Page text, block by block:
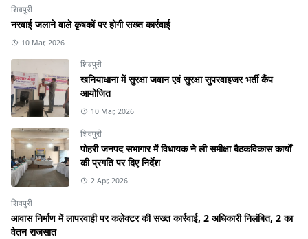
शिवपुरी
नरवाई जलाने वाले कृषकों पर होगी सख्त कार्रवाई
10 Mar, 2026
शिवपुरी
खनियाधाना में सुरक्षा जवान एवं सुरक्षा सुपरवाइजर भर्ती कैंप
आयोजित
10 Mar, 2026
शिवपुरी
पोहरी जनपद सभागार में विधायक ने ली समीक्षा बैठकविकास कार्यों
की प्रगति पर दिए निर्देश
2 Apr, 2026
शिवपुरी
आवास निर्माण में लापरवाही पर कलेक्टर की सख्त कार्रवाई, 2 अधिकारी निलंबित, 2 का
वेतन राजसात